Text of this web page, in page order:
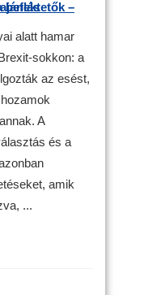
alatt hamar
sokkon: a
az esést,
A
és a
amik
...